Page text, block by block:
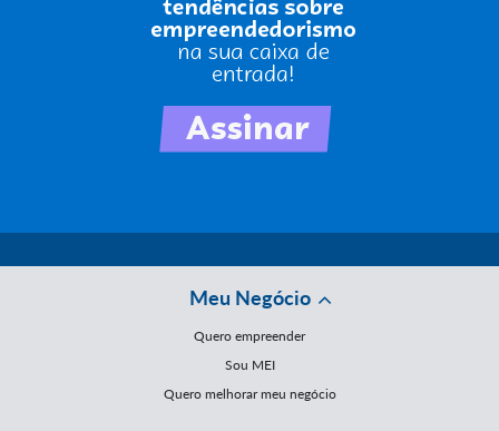
Meu Negócio
Quero empreender
Sou MEI
Quero melhorar meu negócio